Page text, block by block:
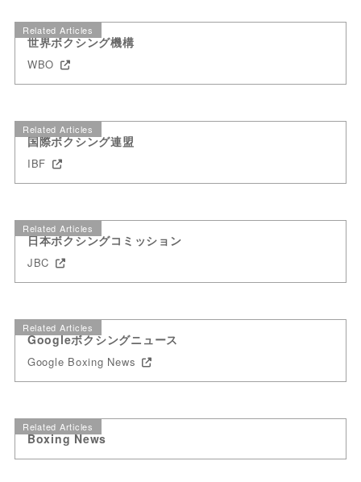
Related Articles
世界ボクシング機構
WBO
Related Articles
国際ボクシング連盟
IBF
Related Articles
日本ボクシングコミッション
JBC
Related Articles
Googleボクシングニュース
Google Boxing News
Related Articles
Boxing News